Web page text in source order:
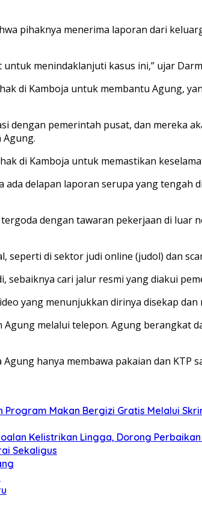
pihaknya menerima laporan dari
menindaklanjuti kasus ini,” ujar
di Kamboja untuk membantu Agung,
dengan pemerintah pusat, dan mereka
Agung.
di Kamboja untuk memastikan
delapan laporan serupa yang
dengan tawaran pekerjaan di luar
seperti di sektor judi online (judol) dan
sebaiknya cari jalur resmi yang diakui
yang menunjukkan dirinya disekap
melalui telepon. Agung berangkat
hanya membawa pakaian dan KTP
Makan Bergizi Gratis Melalui
Kelistrikan Lingga, Dorong
Sekaligus